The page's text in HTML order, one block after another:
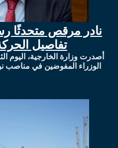
نادر مرقص متحدثًا
تفاصيل
أصدرت وزارة الخارجية، اليوم
الوزراء المفوضين في مناصب